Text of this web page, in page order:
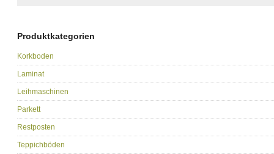
Produktkategorien
Korkboden
Laminat
Leihmaschinen
Parkett
Restposten
Teppichböden